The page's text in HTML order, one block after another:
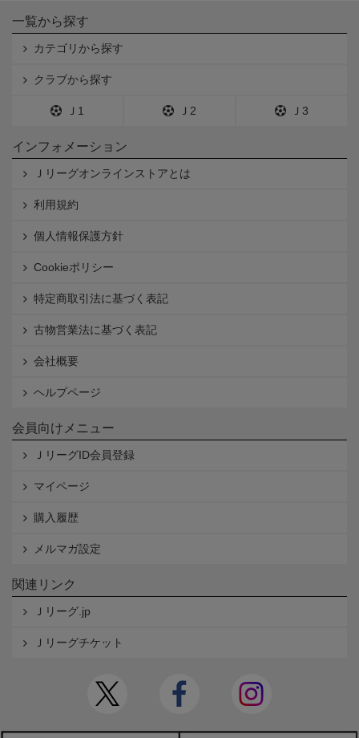
一覧から探す
カテゴリから探す
クラブから探す
Ｊ1 Ｊ2 Ｊ3
インフォメーション
Ｊリーグオンラインストアとは
利用規約
個人情報保護方針
Cookieポリシー
特定商取引法に基づく表記
古物営業法に基づく表記
会社概要
ヘルプページ
会員向けメニュー
ＪリーグID会員登録
マイページ
購入履歴
メルマガ設定
関連リンク
Ｊリーグ.jp
Ｊリーグチケット